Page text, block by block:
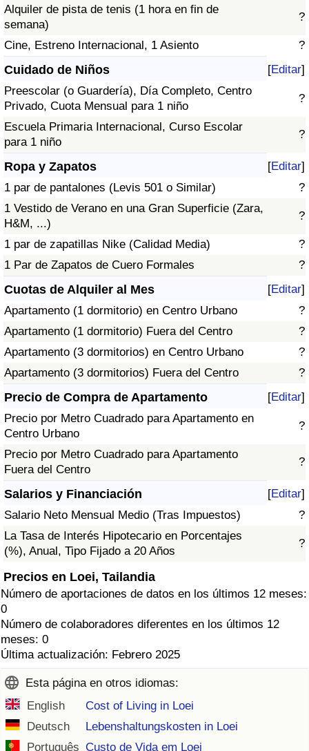
Alquiler de pista de tenis (1 hora en fin de
semana)
?
Cine, Estreno Internacional, 1 Asiento ?
Cuidado de Niños [Editar]
Preescolar (o Guardería), Día Completo, Centro
Privado, Cuota Mensual para 1 niño
?
Escuela Primaria Internacional, Curso Escolar
para 1 niño
?
Ropa y Zapatos [Editar]
1 par de pantalones (Levis 501 o Similar)
?
1 Vestido de Verano en una Gran Superficie (Zara,
H&M, ...)
?
1 par de zapatillas Nike (Calidad Media)
?
1 Par de Zapatos de Cuero Formales
?
Cuotas de Alquiler al Mes [Editar]
Apartamento (1 dormitorio) en Centro Urbano
?
Apartamento (1 dormitorio) Fuera del Centro
?
Apartamento (3 dormitorios) en Centro Urbano
?
Apartamento (3 dormitorios) Fuera del Centro
?
Precio de Compra de Apartamento [Editar]
Precio por Metro Cuadrado para Apartamento en
Centro Urbano
?
Precio por Metro Cuadrado para Apartamento
Fuera del Centro
?
Salarios y Financiación [Editar]
Salario Neto Mensual Medio (Tras Impuestos)
?
La Tasa de Interés Hipotecario en Porcentajes
(%), Anual, Tipo Fijado a 20 Años
?
Precios en Loei, Tailandia
Número de aportaciones de datos en los últimos 12 meses:
0
Número de colaboradores diferentes en los últimos 12
meses: 0
Última actualización: Febrero 2025
Esta página en otros idiomas:
English
Cost of Living in Loei
Deutsch
Lebenshaltungskosten in Loei
Português Custo de Vida em Loei